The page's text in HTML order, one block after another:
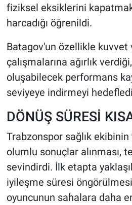
fiziksel eksiklerini
harcadığı öğrenildi.
Batagov'un özellikle kuvvet
çalışmalarına ağırlık
oluşabilecek performans
seviyeye indirmeyi
DÖNÜŞ SÜRESİ
Trabzonspor sağlık
olumlu sonuçlar alınması,
sevindirdi. İlk etapta
iyileşme süresi
oyuncunun sahalara daha